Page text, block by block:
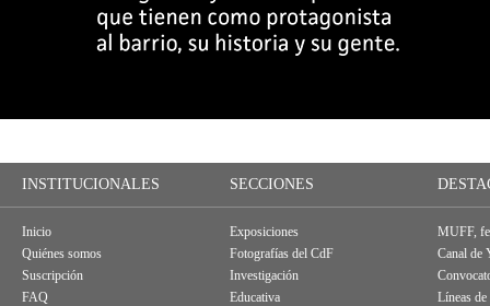
INSTITUCIONALES SECCIONES
Inicio
Quiénes somos
Suscripción
FAQ
Exposiciones
Fotografías del CdF
Investigación
Educativa
MUFF,
Canal de
Líneas